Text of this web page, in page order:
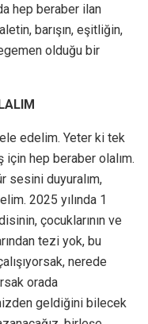
hep beraber ilan
barışın, eşitliğin,
olduğu bir
edelim. Yeter ki tek
için hep beraber olalım.
sesini duyuralım,
2025 yılında 1
çocuklarının ve
tezi yok, bu
nerede
orada
geldiğini bilecek